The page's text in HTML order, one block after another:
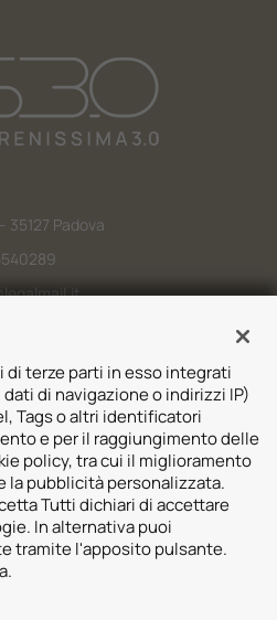
35127 Padova
terze parti in esso integrati
di navigazione o indirizzi IP)
Tags o altri identificatori
e per il raggiungimento delle
policy, tra cui il miglioramento
la pubblicità personalizzata.
Tutti dichiari di accettare
In alternativa puoi
tramite l'apposito pulsante.